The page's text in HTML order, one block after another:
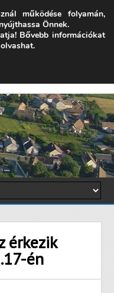
utca 39.
+36 (72) 451 110
érkezik
én
működése folyamán,
Önnek.
Bővebb információkat
olvashat.